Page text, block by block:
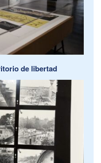
de libertad